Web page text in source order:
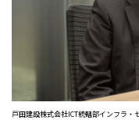
戸田建設株式会社ICT統轄部インフラ・